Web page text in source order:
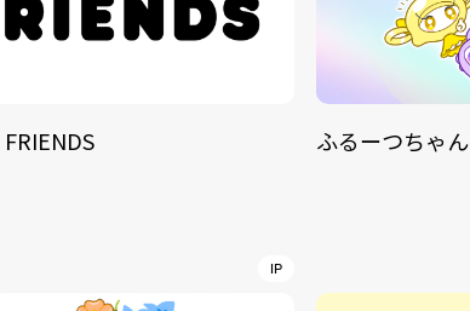
FRIENDS ふるーつちゃん
IP